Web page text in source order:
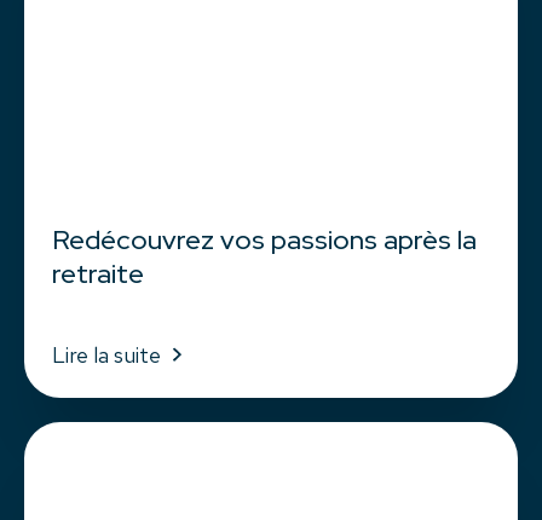
Redécouvrez vos passions après la
retraite
Lire la suite